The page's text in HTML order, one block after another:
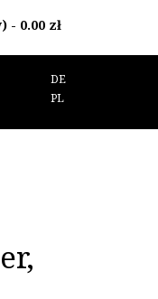
- 0.00 zł
DE
PL